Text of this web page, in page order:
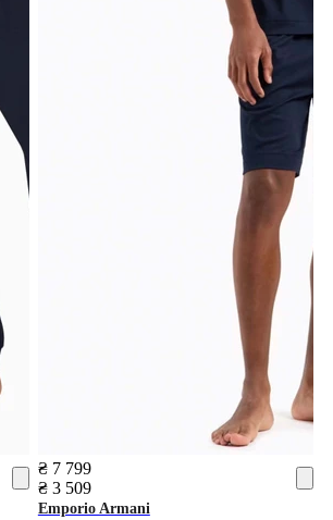
₴ 7 799
₴ 3 509
Emporio Armani